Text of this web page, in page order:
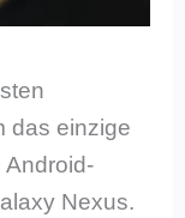
das einzige
Android-
Nexus.